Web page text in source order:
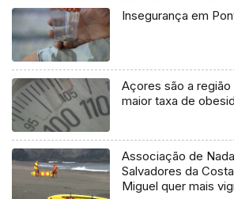
Insegurança em
Açores são a
maior taxa de
Associação de
Salvadores da
Miguel quer mais